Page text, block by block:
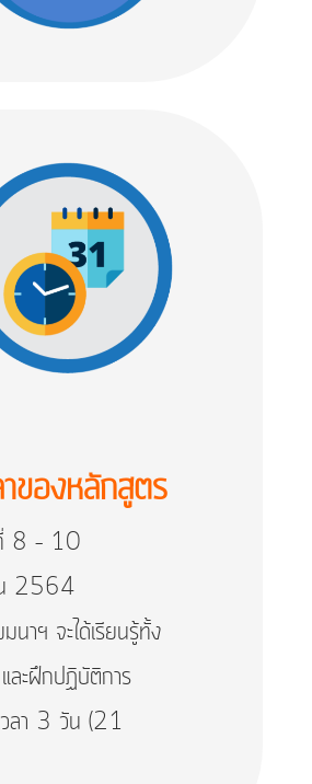
าของหลักสูตร
8 – 10
2564
นาฯ จะได้เรียนรู้ทั้ง
ละฝึกปฏิบัติการ
วลา 3 วัน (21